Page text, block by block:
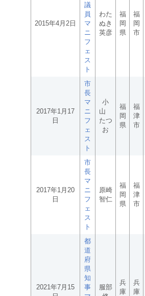
2015年4月2日
議
員
マ
ニ
フ
ェ
ス
ト
わた
ぬき
英彦
福
岡
県
福
岡
市
2017年1月17
日
市
長
マ
ニ
フ
ェ
ス
ト
小
山
たつ
お
福
岡
県
福
津
市
2017年1月20
日
市
長
マ
ニ
フ
ェ
ス
ト
原崎
智仁
福
岡
県
福
津
市
2021年7月15
都
道
府
県
知
事
服部
兵
庫
兵
庫